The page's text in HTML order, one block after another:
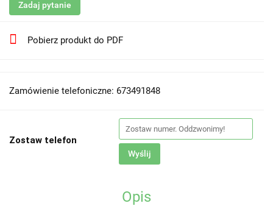
Zadaj pytanie
Pobierz produkt do PDF
Zamówienie telefoniczne: 673491848
Zostaw telefon
Wyślij
Opis